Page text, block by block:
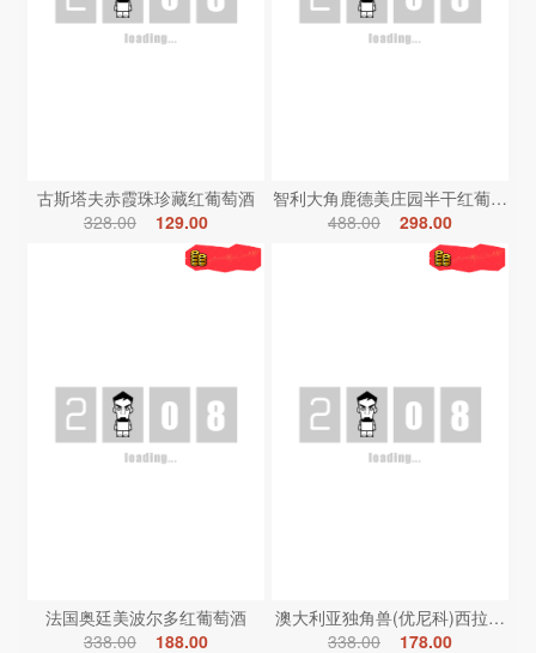
古斯塔夫赤霞珠珍藏红葡萄酒
328.00
129.00
智利大角鹿德美庄园半干红葡萄酒
488.00
298.00
法国奥廷美波尔多红葡萄酒
338.00
188.00
澳大利亚独角兽(优尼科)西拉红葡
338.00
178.00